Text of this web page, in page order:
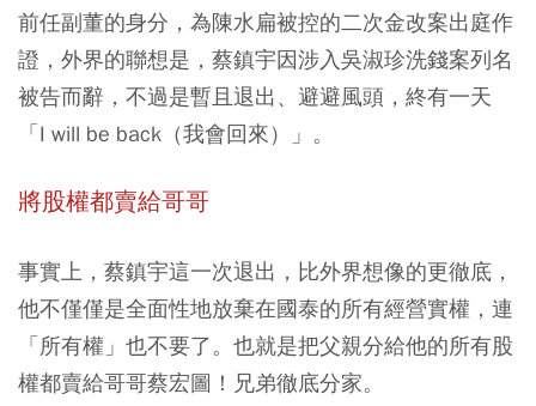
前任副董的身分，為陳水扁被控的二次金改案出庭作
證，外界的聯想是，蔡鎮宇因涉入吳淑珍洗錢案列名
被告而辭，不過是暫且退出、避避風頭，終有一天
「I will be back（我會回來）」。
將股權都賣給哥哥
事實上，蔡鎮宇這一次退出，比外界想像的更徹底，
他不僅僅是全面性地放棄在國泰的所有經營實權，連
「所有權」也不要了。也就是把父親分給他的所有股
權都賣給哥哥蔡宏圖！兄弟徹底分家。